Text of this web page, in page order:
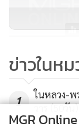
ข่าวในห
1
ในหลวง-
วาร (50วั
MGR